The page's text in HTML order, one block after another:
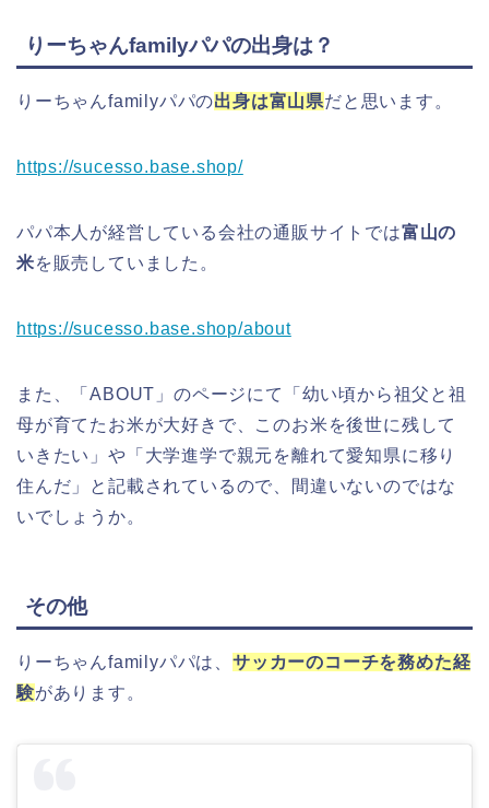
りーちゃんfamilyパパの出身は？
りーちゃんfamilyパパの出身は富山県だと思います。
https://sucesso.base.shop/
パパ本人が経営している会社の通販サイトでは富山の
米を販売していました。
https://sucesso.base.shop/about
また、「ABOUT」のページにて「幼い頃から祖父と祖
母が育てたお米が大好きで、このお米を後世に残して
いきたい」や「大学進学で親元を離れて愛知県に移り
住んだ」と記載されているので、間違いないのではな
いでしょうか。
その他
りーちゃんfamilyパパは、 サッカーのコーチを務めた経
験があります。